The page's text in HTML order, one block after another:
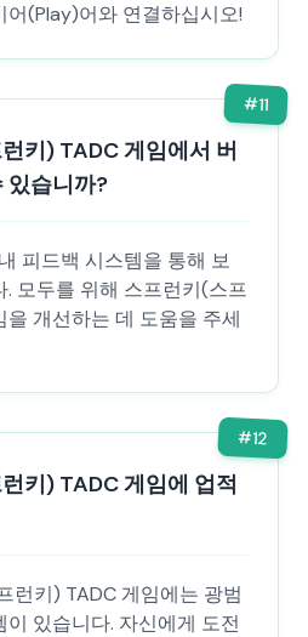
어(Play)어와 연결하십시오!
#11
키) TADC 게임에서 버
있습니까?
피드백 시스템을 통해 보
. 모두를 위해 스프런키(스프
을 개선하는 데 도움을 주세
#12
키) TADC 게임에 업적
런키) TADC 게임에는 광범
이 있습니다. 자신에게 도전